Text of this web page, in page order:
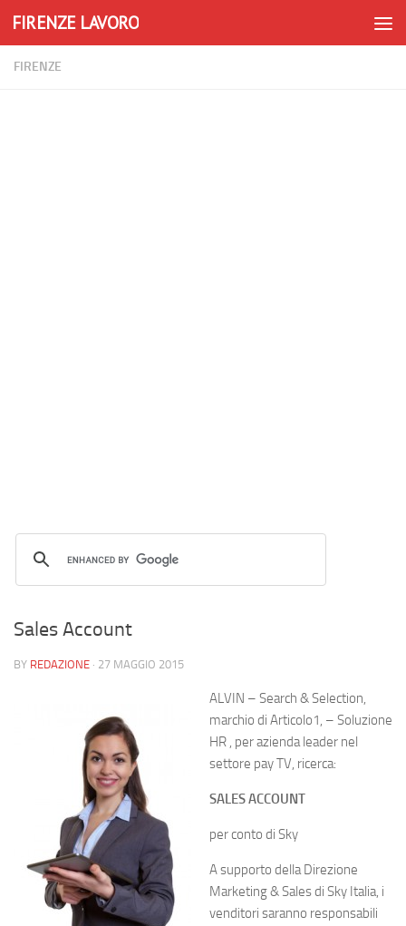
Skip to content
FIRENZE LAVORO
FIRENZE
Sales Account
BY REDAZIONE · 27 MAGGIO 2015
ALVIN – Search & Selection,
marchio di Articolo1, – Soluzione
HR , per azienda leader nel
settore pay TV, ricerca:
SALES ACCOUNT
per conto di Sky
A supporto della Direzione
Marketing & Sales di Sky Italia, i
venditori saranno responsabili